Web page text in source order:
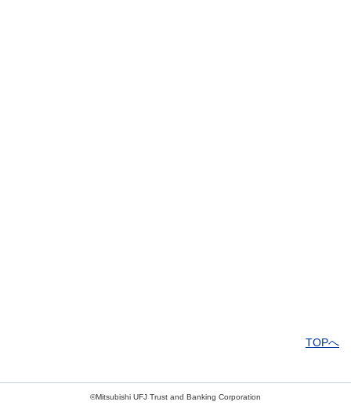
TOPへ
©Mitsubishi UFJ Trust and Banking Corporation